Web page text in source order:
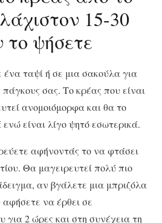
15-30
ψήσετε
ταψί ή σε μια σακούλα για
σας. Το κρέας που είναι
ανομοιόμορφα και θα το
είναι λίγο ψητό εσωτερικά.
αφήνοντάς το να φτάσει
Θα μαγειρευτεί πολύ πιο
αν βγάλετε μια μπριζόλα
να έρθει σε
για 2 ώρες και στη συνέχεια τη